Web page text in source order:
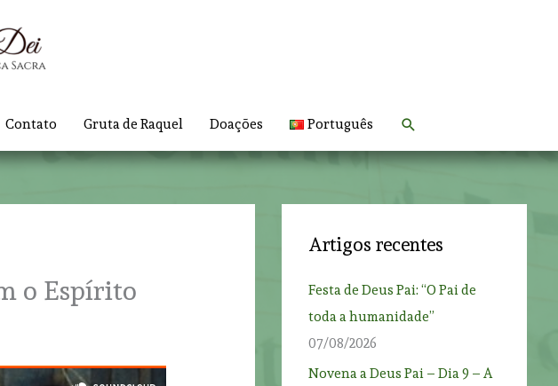
Contato Gruta de Raquel Doações Português Search
o Espírito
Artigos recentes
Festa de Deus Pai: “O Pai de
toda a humanidade”
07/08/2026
Novena a Deus Pai – Dia 9 – A